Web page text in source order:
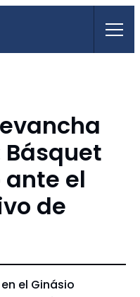
ante el
de
el Ginásio